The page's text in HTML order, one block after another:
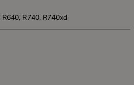
R740, R740xd